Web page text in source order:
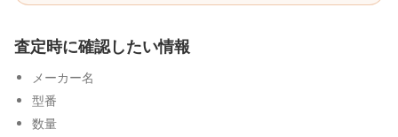
査定時に確認したい情報
メーカー名
型番
数量